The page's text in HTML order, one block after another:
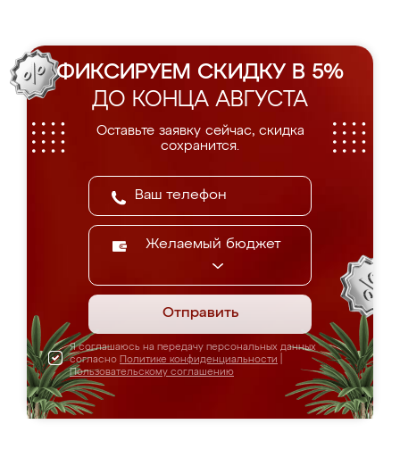
ФИКСИРУЕМ СКИДКУ В 5%
ДО КОНЦА АВГУСТА
Оставьте заявку сейчас, скидка
сохранится.
Желаемый бюджет
Отправить
Я соглашаюсь на передачу персональных данных
согласно Политике конфиденциальности
Пользовательскому соглашению